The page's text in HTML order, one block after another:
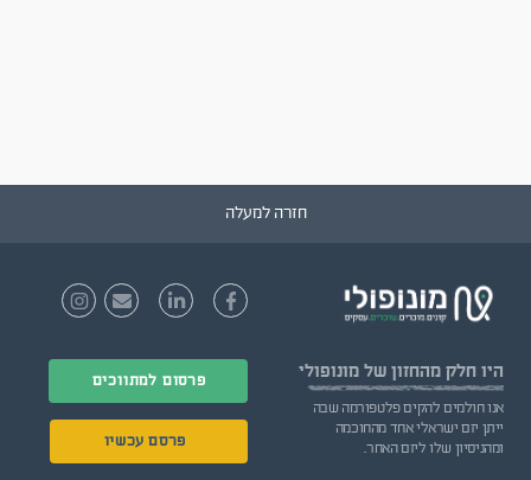
חזרה למעלה
היו חלק מהחזון של מונופולי
אנו חולמים להקים פלטפורמה שבה
ייתן יזם ישראלי אחד מהחוכמה
ומהניסיון שלו ליזם האחר.
פרסום למתווכים
פרסם עכשיו